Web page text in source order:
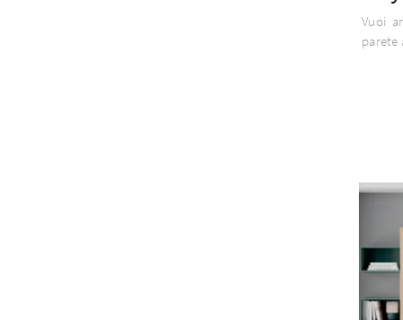
Vuoi
parete